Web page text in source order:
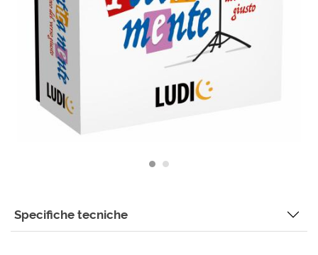
Specifiche tecniche